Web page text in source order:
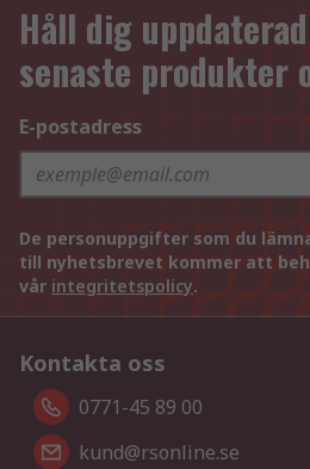
Håll dig
senaste produkter
E-postadress
De personuppgifter som du
till nyhetsbrevet kommer att
vår integritetspolicy.
Kontakta oss
0771-45 89 00
kund@rsonline.se